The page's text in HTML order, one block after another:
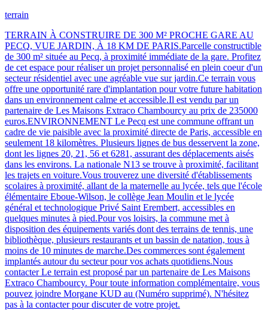
terrain
TERRAIN À CONSTRUIRE DE 300 M² PROCHE GARE AU
PECQ, VUE JARDIN, À 18 KM DE PARIS.Parcelle constructible
de 300 m² située au Pecq, à proximité immédiate de la gare. Profitez
de cet espace pour réaliser un projet personnalisé en plein coeur d'un
secteur résidentiel avec une agréable vue sur jardin.Ce terrain vous
offre une opportunité rare d'implantation pour votre future habitation
dans un environnement calme et accessible.Il est vendu par un
partenaire de Les Maisons Extraco Chambourcy au prix de 235000
euros.ENVIRONNEMENT Le Pecq est une commune offrant un
cadre de vie paisible avec la proximité directe de Paris, accessible en
seulement 18 kilomètres. Plusieurs lignes de bus desservent la zone,
dont les lignes 20, 21, 56 et 6281, assurant des déplacements aisés
dans les environs. La nationale N13 se trouve à proximité, facilitant
les trajets en voiture.Vous trouverez une diversité d'établissements
scolaires à proximité, allant de la maternelle au lycée, tels que l'école
élémentaire Eboue-Wilson, le collège Jean Moulin et le lycée
général et technologique Privé Saint Erembert, accessibles en
quelques minutes à pied.Pour vos loisirs, la commune met à
disposition des équipements variés dont des terrains de tennis, une
bibliothèque, plusieurs restaurants et un bassin de natation, tous à
moins de 10 minutes de marche.Des commerces sont également
implantés autour du secteur pour vos achats quotidiens.Nous
contacter Le terrain est proposé par un partenaire de Les Maisons
Extraco Chambourcy. Pour toute information complémentaire, vous
pouvez joindre Morgane KUD au (Numéro supprimé). N'hésitez
pas à la contacter pour discuter de votre projet.